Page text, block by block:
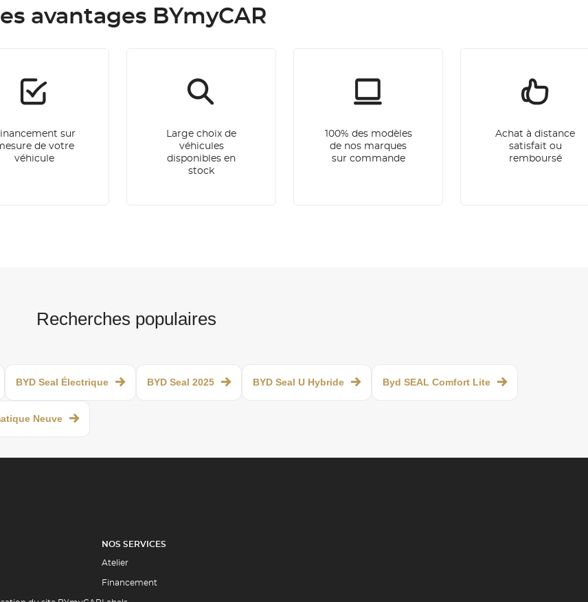
avantages BYmyCAR
sur
de votre
véhicule
Large choix de
véhicules
disponibles en
stock
100% des modèles
de nos marques
sur commande
Achat à distance
satisfait ou
remboursé
Recherches populaires
BYD Seal Électrique BYD Seal 2025 BYD Seal U Hybride Byd SEAL Comfort Lite
Neuve
NOS SERVICES
Atelier
Financement